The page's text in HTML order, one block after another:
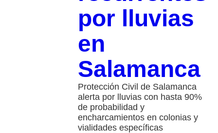
por lluvias
en
Salamanca
Protección Civil de Salamanca
alerta por lluvias con hasta 90%
de probabilidad y
encharcamientos en colonias y
vialidades específicas